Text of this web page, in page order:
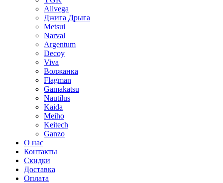
Allvega
Джига Дрыга
Metsui
Narval
Argentum
Decoy
Viva
Волжанка
Flagman
Gamakatsu
Nautilus
Kaida
Meiho
Keitech
Ganzo
О нас
Контакты
Скидки
Доставка
Оплата